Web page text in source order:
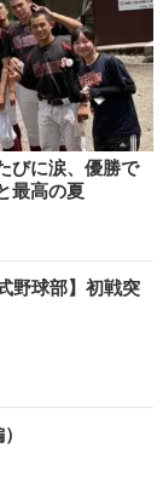
びに涙、優勝で
最高の夏
野球部】初戦突